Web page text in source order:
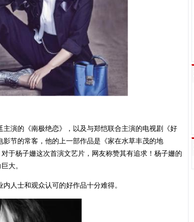
演的《南极绝恋》，以及与郑恺联合主演的电视剧《好
节的常客，他的上一部作品是《家在水草丰茂的地
于杨子姗这次首演文艺片，网友称赞其有追求！杨子姗的
大。
人士和观众认可的好作品十分难得。